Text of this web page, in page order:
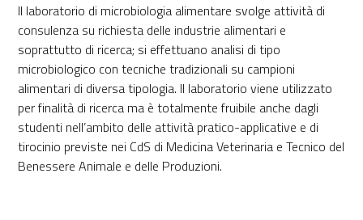
Il laboratorio di microbiologia alimentare svolge attività di
consulenza su richiesta delle industrie alimentari e
soprattutto di ricerca; si effettuano analisi di tipo
microbiologico con tecniche tradizionali su campioni
alimentari di diversa tipologia. Il laboratorio viene utilizzato
per finalità di ricerca ma è totalmente fruibile anche dagli
studenti nell’ambito delle attività pratico-applicative e di
tirocinio previste nei CdS di Medicina Veterinaria e Tecnico del
Benessere Animale e delle Produzioni.